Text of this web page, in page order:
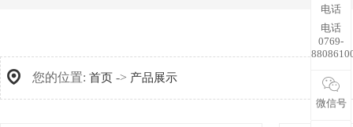
您的位置: 首页 -> 产品展示
电话
电话
0769-
微信号